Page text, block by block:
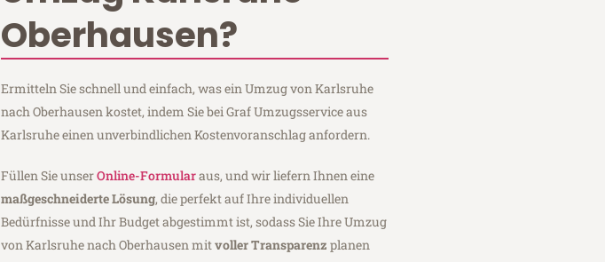
Oberhausen?
Ermitteln Sie schnell und einfach, was ein Umzug von Karlsruhe
nach Oberhausen kostet, indem Sie bei Graf Umzugsservice aus
Karlsruhe einen unverbindlichen Kostenvoranschlag anfordern.
Füllen Sie unserOnline-Formularaus, und wir liefern Ihnen eine
maßgeschneiderte Lösung, die perfekt auf Ihre individuellen
Bedürfnisse und Ihr Budget abgestimmt ist, sodass Sie Ihre Umzug
von Karlsruhe nach Oberhausen mitvoller Transparenz planen